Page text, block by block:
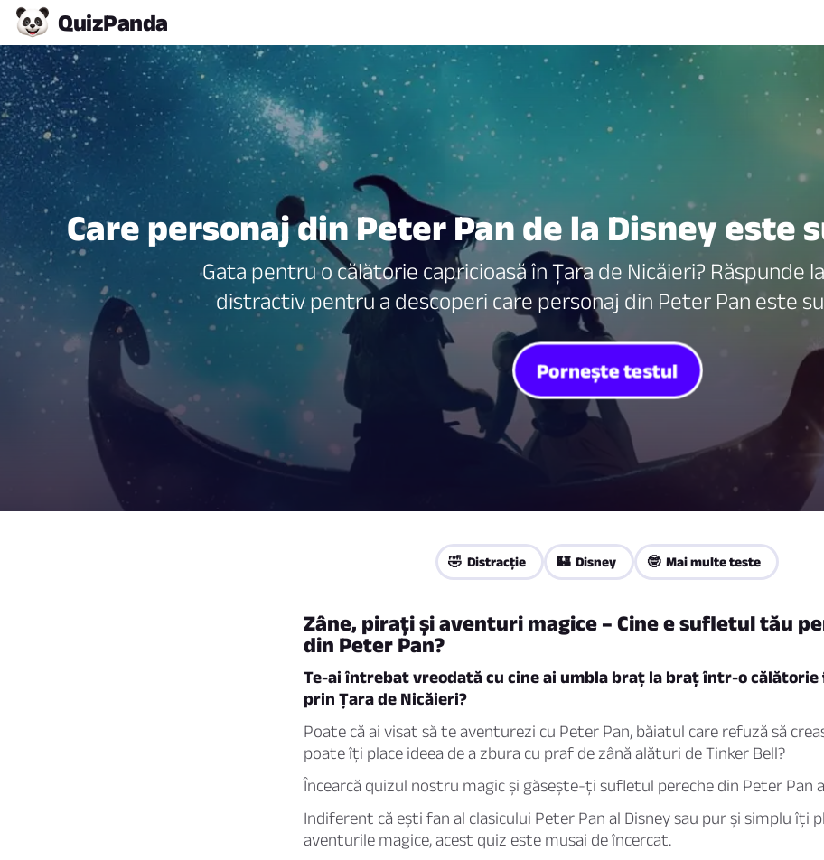
QuizPanda
Care personaj din Peter Pan de la Disney este
Gata pentru o călătorie capricioasă în Țara de Nicăieri? Răspunde
distractiv pentru a descoperi care personaj din Peter Pan este
Pornește testul
🤣 Distracţie 🏰 Disney 🤓 Mai multe teste
Zâne, pirați și aventuri magice – Cine e sufletul tău
din Peter Pan?
Te-ai întrebat vreodată cu cine ai umbla braț la braț într-o călătorie
prin Țara de Nicăieri?
Poate că ai visat să te aventurezi cu Peter Pan, băiatul care refuză să
poate îți place ideea de a zbura cu praf de zână alături de Tinker Bell?
Încearcă quizul nostru magic și găsește-ți sufletul pereche din Peter Pan
Indiferent că ești fan al clasicului Peter Pan al Disney sau pur și simplu îți
aventurile magice, acest quiz este musai de încercat.